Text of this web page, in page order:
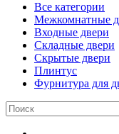
Все категории
Межкомнатные
Входные двери
Складные двери
Скрытые двери
Плинтус
Фурнитура для